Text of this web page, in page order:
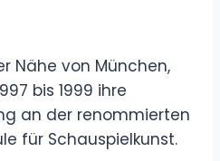
Nähe von München,
bis 1999 ihre
an der renommierten
für Schauspielkunst.